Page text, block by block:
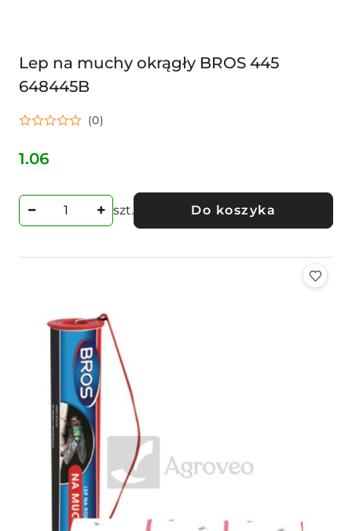
Lep na muchy okrągły BROS 445
648445B
(0)
Cena:
1.06
szt. Do koszyka